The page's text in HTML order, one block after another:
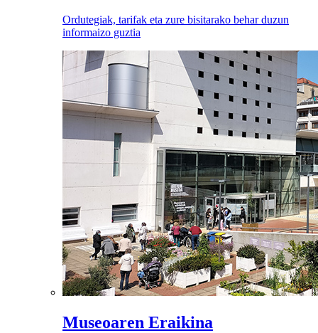
Ordutegiak, tarifak eta zure bisitarako behar duzun
informaizo guztia
Museoaren Eraikina